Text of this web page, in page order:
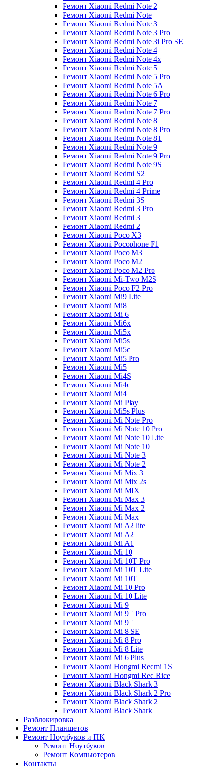
Ремонт Xiaomi Redmi Note 2
Ремонт Xiaomi Redmi Note
Ремонт Xiaomi Redmi Note 3
Ремонт Xiaomi Redmi Note 3 Pro
Ремонт Xiaomi Redmi Note 3i Pro SE
Ремонт Xiaomi Redmi Note 4
Ремонт Xiaomi Redmi Note 4x
Ремонт Xiaomi Redmi Note 5
Ремонт Xiaomi Redmi Note 5 Pro
Ремонт Xiaomi Redmi Note 5A
Ремонт Xiaomi Redmi Note 6 Pro
Ремонт Xiaomi Redmi Note 7
Ремонт Xiaomi Redmi Note 7 Pro
Ремонт Xiaomi Redmi Note 8
Ремонт Xiaomi Redmi Note 8 Pro
Ремонт Xiaomi Redmi Note 8T
Ремонт Xiaomi Redmi Note 9
Ремонт Xiaomi Redmi Note 9 Pro
Ремонт Xiaomi Redmi Note 9S
Ремонт Xiaomi Redmi S2
Ремонт Xiaomi Redmi 4 Pro
Ремонт Xiaomi Redmi 4 Prime
Ремонт Xiaomi Redmi 3S
Ремонт Xiaomi Redmi 3 Pro
Ремонт Xiaomi Redmi 3
Ремонт Xiaomi Redmi 2
Ремонт Xiaomi Poco X3
Ремонт Xiaomi Pocophone F1
Ремонт Xiaomi Poco M3
Ремонт Xiaomi Poco M2
Ремонт Xiaomi Poco M2 Pro
Ремонт Xiaomi Mi-Two M2S
Ремонт Xiaomi Poco F2 Pro
Ремонт Xiaomi Mi9 Lite
Ремонт Xiaomi Mi8
Ремонт Xiaomi Mi 6
Ремонт Xiaomi Mi6x
Ремонт Xiaomi Mi5x
Ремонт Xiaomi Mi5s
Ремонт Xiaomi Mi5c
Ремонт Xiaomi Mi5 Pro
Ремонт Xiaomi Mi5
Ремонт Xiaomi Mi4S
Ремонт Xiaomi Mi4c
Ремонт Xiaomi Mi4
Ремонт Xiaomi Mi Play
Ремонт Xiaomi Mi5s Plus
Ремонт Xiaomi Mi Note Pro
Ремонт Xiaomi Mi Note 10 Pro
Ремонт Xiaomi Mi Note 10 Lite
Ремонт Xiaomi Mi Note 10
Ремонт Xiaomi Mi Note 3
Ремонт Xiaomi Mi Note 2
Ремонт Xiaomi Mi Mix 3
Ремонт Xiaomi Mi Mix 2s
Ремонт Xiaomi Mi MIX
Ремонт Xiaomi Mi Max 3
Ремонт Xiaomi Mi Max 2
Ремонт Xiaomi Mi Max
Ремонт Xiaomi Mi A2 lite
Ремонт Xiaomi Mi A2
Ремонт Xiaomi Mi A1
Ремонт Xiaomi Mi 10
Ремонт Xiaomi Mi 10T Pro
Ремонт Xiaomi Mi 10T Lite
Ремонт Xiaomi Mi 10T
Ремонт Xiaomi Mi 10 Pro
Ремонт Xiaomi Mi 10 Lite
Ремонт Xiaomi Mi 9
Ремонт Xiaomi Mi 9T Pro
Ремонт Xiaomi Mi 9T
Ремонт Xiaomi Mi 8 SE
Ремонт Xiaomi Mi 8 Pro
Ремонт Xiaomi Mi 8 Lite
Ремонт Xiaomi Mi 6 Plus
Ремонт Xiaomi Hongmi Redmi 1S
Ремонт Xiaomi Hongmi Red Rice
Ремонт Xiaomi Black Shark 3
Ремонт Xiaomi Black Shark 2 Pro
Ремонт Xiaomi Black Shark 2
Ремонт Xiaomi Black Shark
Разблокировка
Ремонт Планшетов
Ремонт Ноутбуков и ПК
Ремонт Ноутбуков
Ремонт Компьютеров
Контакты